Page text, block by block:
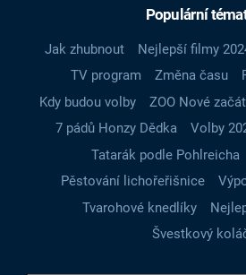
Populární
Jak zhubnout Nejlepší filmy
TV program
Změna času
Kdy budou volby
ZOO Nové
7 pádů Honzy Dědka
Volby
Tatarák podle Pohlreicha
Pěstování lichořeřišnice
Tvarohové knedlíky
Švestkový